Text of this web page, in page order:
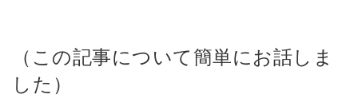
（この記事について簡単にお話しま
した）